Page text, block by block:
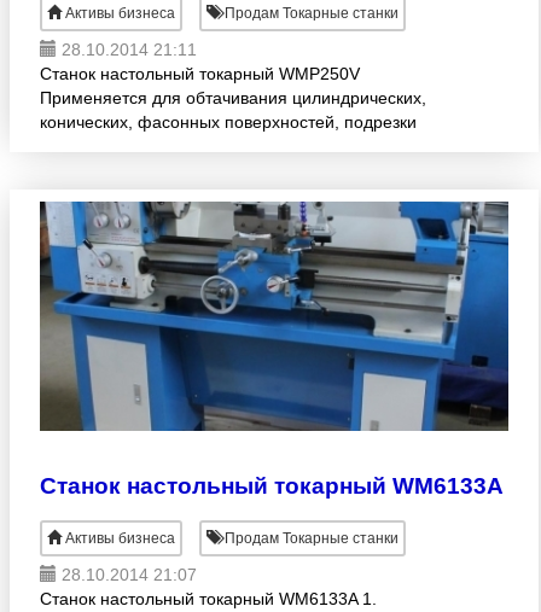
Активы бизнеса Продам Токарные станки
28.10.2014 21:11
Станок настольный токарный WMP250V
Применяется для обтачивания цилиндрических,
конических, фасонных поверхностей, подрезки
Станок настольный токарный WM6133A
Активы бизнеса Продам Токарные станки
28.10.2014 21:07
Станок настольный токарный WM6133A 1.